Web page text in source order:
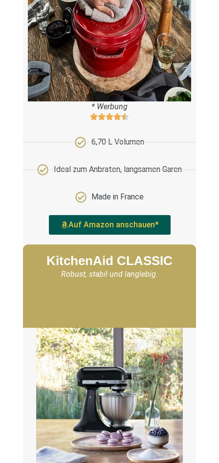
* Werbung
6,70 L Volumen
Ideal zum Anbraten, langsamen Garen
Made in France
Auf Amazon anschauen*
KitchenAid CLASSIC
Robust, stabil und langlebig.